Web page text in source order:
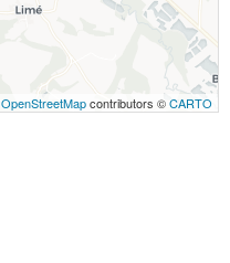
OpenStreetMapcontributors ©CARTO